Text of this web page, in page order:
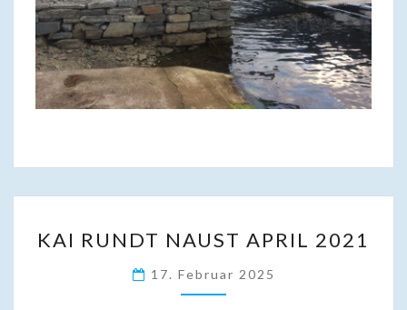
RUNDT
APRIL
2021
KAI RUNDT NAUST APRIL 2021
17. Februar 2025